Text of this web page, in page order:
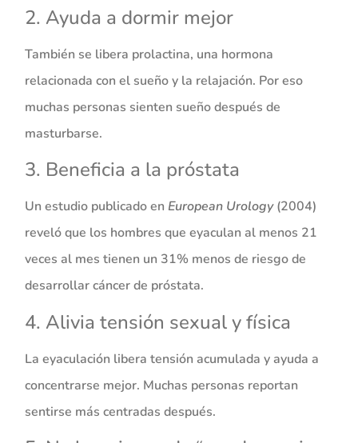
2. Ayuda a dormir mejor
También se libera prolactina, una hormona
relacionada con el sueño y la relajación. Por eso
muchas personas sienten sueño después de
masturbarse.
3. Beneficia a la próstata
Un estudio publicado en European Urology (2004)
reveló que los hombres que eyaculan al menos 21
veces al mes tienen un 31% menos de riesgo de
desarrollar cáncer de próstata.
4. Alivia tensión sexual y física
La eyaculación libera tensión acumulada y ayuda a
concentrarse mejor. Muchas personas reportan
sentirse más centradas después.